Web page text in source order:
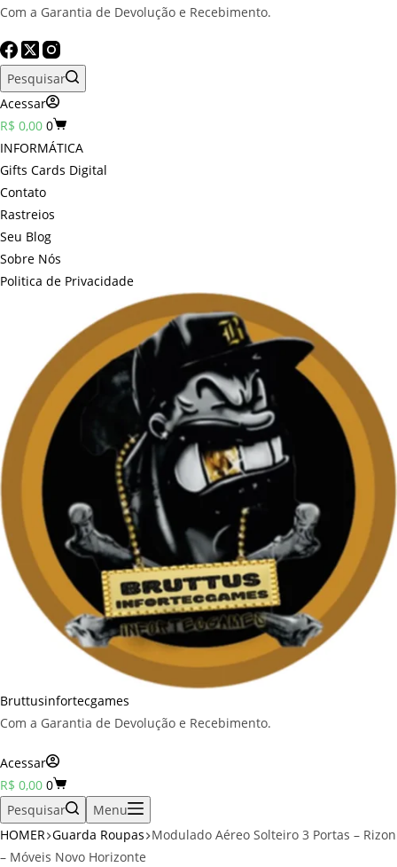
Com a Garantia de Devolução e Recebimento.
Pesquisar
Acessar
Carrinho
R$ 0,00 0
INFORMÁTICA
Gifts Cards Digital
Contato
Rastreios
Seu Blog
Sobre Nós
Politica de Privacidade
Bruttusinfortecgames
Com a Garantia de Devolução e Recebimento.
Acessar
Carrinho
R$ 0,00 0
Pesquisar
Menu
HOMER Guarda Roupas Modulado Aéreo Solteiro 3 Portas – Rizon
– Móveis Novo Horizonte